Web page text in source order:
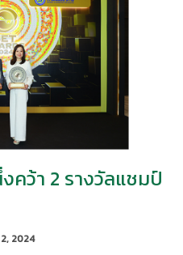
คว้า 2 รางวัลแชมป์
2024